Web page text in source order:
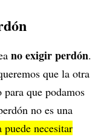
no exigir perdón.
que la otra
que podamos
no es una
puede necesitar